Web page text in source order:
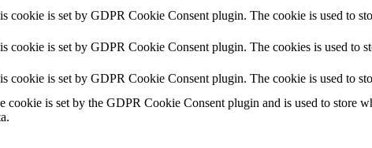
cookie is set by GDPR Cookie Consent plugin. The cookie is used to
cookie is set by GDPR Cookie Consent plugin. The cookies is used to
cookie is set by GDPR Cookie Consent plugin. The cookie is used to
cookie is set by the GDPR Cookie Consent plugin and is used to store